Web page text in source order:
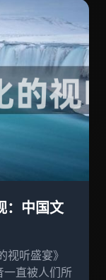
：中国文
听盛宴》
一直被人们所